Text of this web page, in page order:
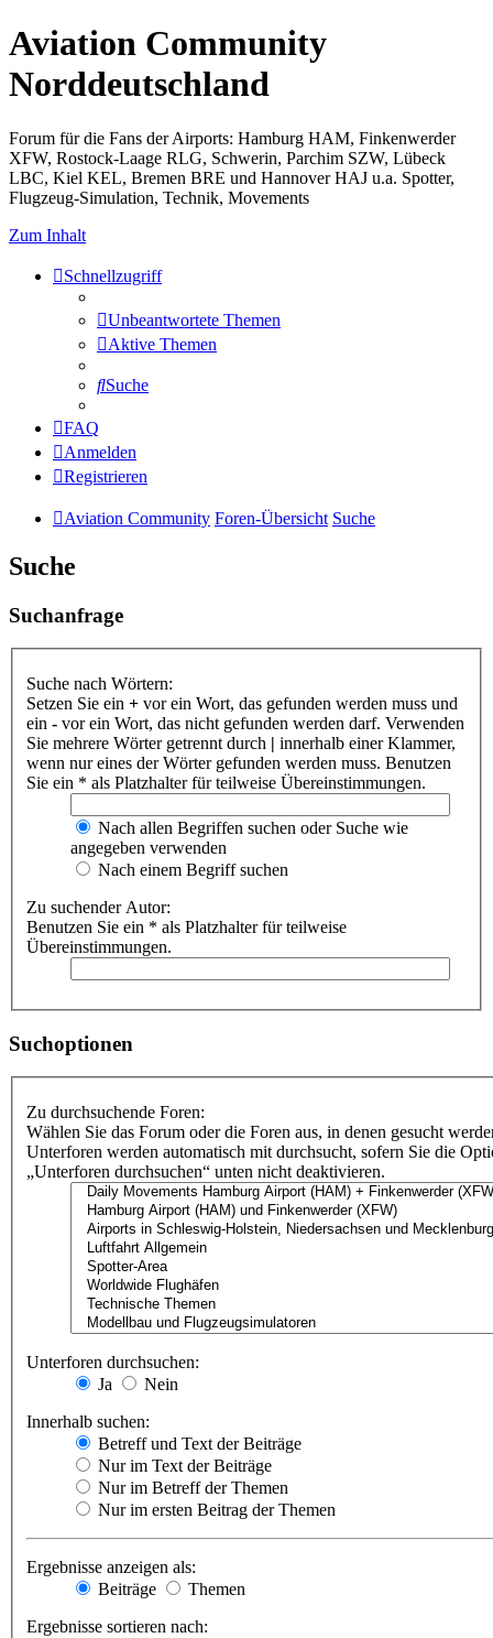
Aviation Community
Norddeutschland
Forum für die Fans der Airports: Hamburg HAM, Finkenwerder
XFW, Rostock-Laage RLG, Schwerin, Parchim SZW, Lübeck
LBC, Kiel KEL, Bremen BRE und Hannover HAJ u.a. Spotter,
Flugzeug-Simulation, Technik, Movements
Zum Inhalt
Schnellzugriff
Unbeantwortete Themen
Aktive Themen
Suche
FAQ
Anmelden
Registrieren
Aviation Community Foren-Übersicht Suche
Suche
Suchanfrage
Suche nach Wörtern:
Setzen Sie ein + vor ein Wort, das gefunden werden muss und
ein - vor ein Wort, das nicht gefunden werden darf. Verwenden
Sie mehrere Wörter getrennt durch | innerhalb einer Klammer,
wenn nur eines der Wörter gefunden werden muss. Benutzen
Sie ein * als Platzhalter für teilweise Übereinstimmungen.
Nach allen Begriffen suchen oder Suche wie
angegeben verwenden
Nach einem Begriff suchen
Zu suchender Autor:
Benutzen Sie ein * als Platzhalter für teilweise
Übereinstimmungen.
Suchoptionen
Zu durchsuchende Foren:
Wählen Sie das Forum oder die Foren aus, in denen gesucht
Unterforen werden automatisch mit durchsucht, sofern Sie die
„Unterforen durchsuchen“ unten nicht deaktivieren.
Unterforen durchsuchen:
Ja
Nein
Innerhalb suchen:
Betreff und Text der Beiträge
Nur im Text der Beiträge
Nur im Betreff der Themen
Nur im ersten Beitrag der Themen
Ergebnisse anzeigen als:
Beiträge
Themen
Ergebnisse sortieren nach: